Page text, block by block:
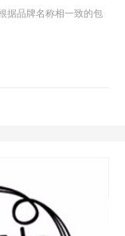
据品牌名称相一致的包